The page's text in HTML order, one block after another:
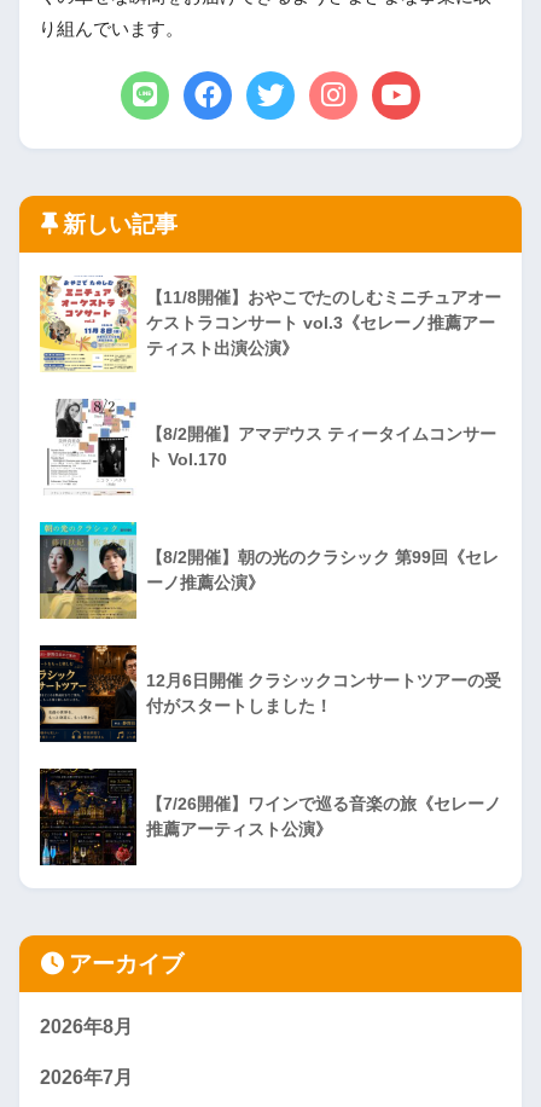
り組んでいます。
新しい記事
【11/8開催】おやこでたのしむミニチュアオー
ケストラコンサート vol.3《セレーノ推薦アー
ティスト出演公演》
【8/2開催】アマデウス ティータイムコンサー
ト Vol.170
【8/2開催】朝の光のクラシック 第99回《セレ
ーノ推薦公演》
12月6日開催 クラシックコンサートツアーの受
付がスタートしました！
【7/26開催】ワインで巡る音楽の旅《セレーノ
推薦アーティスト公演》
アーカイブ
2026年8月
2026年7月